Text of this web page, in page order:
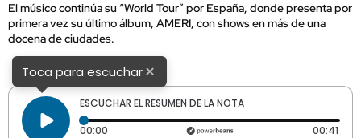
El músico continúa su “World Tour” por España, donde presenta por
primera vez su último álbum, AMERI, con shows en más de una
docena de ciudades.
Toca para escuchar×
ESCUCHAR EL RESUMEN DE LA NOTA
00:00 Tiempo transcurrido: 0 segundos 00:41